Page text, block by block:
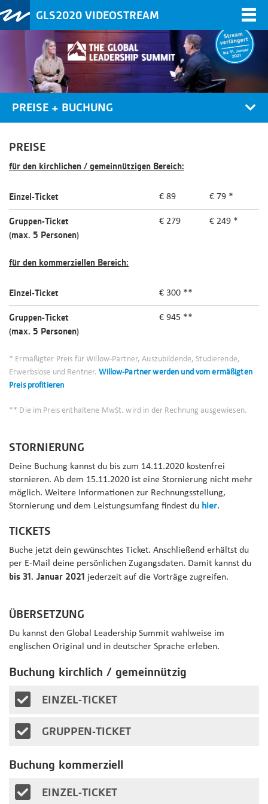
GLS2020 VIDEOSTREAM
PREISE + BUCHUNG
PREISE
für den kirchlichen / gemeinnützigen Bereich:
Einzel-Ticket € 89 € 79 *
Gruppen-Ticket
(max. 5 Personen)
€ 279 € 249 *
für den kommerziellen Bereich:
Einzel-Ticket € 300 **
Gruppen-Ticket
(max. 5 Personen)
€ 945 **
* Ermäßigter Preis für Willow-Partner, Auszubildende, Studierende,
Erwerbslose und Rentner.Willow-Partner werden und vom ermäßigten
Preis profitieren
** Die im Preis enthaltene MwSt. wird in der Rechnung ausgewiesen.
STORNIERUNG
Deine Buchung kannst du bis zum 14.11.2020 kostenfrei
stornieren. Ab dem 15.11.2020 ist eine Stornierung nicht mehr
möglich. Weitere Informationen zur Rechnungsstellung,
Stornierung und dem Leistungsumfang findest du hier.
TICKETS
Buche jetzt dein gewünschtes Ticket. Anschließend erhältst du
per E-Mail deine persönlichen Zugangsdaten. Damit kannst du
bis 31. Januar 2021 jederzeit auf die Vorträge zugreifen.
ÜBERSETZUNG
Du kannst den Global Leadership Summit wahlweise im
englischen Original und in deutscher Sprache erleben.
Buchung kirchlich / gemeinnützig
EINZEL-TICKET
GRUPPEN-TICKET
Buchung kommerziell
EINZEL-TICKET